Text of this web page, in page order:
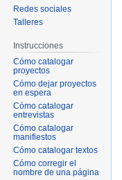
Redes sociales
Talleres
Instrucciones
Cómo catalogar
proyectos
Cómo dejar proyectos
en espera
Cómo catalogar
entrevistas
Cómo catalogar
manifiestos
Cómo catalogar textos
Cómo corregir el
nombre de una página